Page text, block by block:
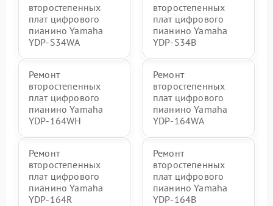
второстепенных
плат цифрового
пианино Yamaha
YDP-S34WA
второстепенных
плат цифрового
пианино Yamaha
YDP-S34B
Ремонт
второстепенных
плат цифрового
пианино Yamaha
YDP-164WH
Ремонт
второстепенных
плат цифрового
пианино Yamaha
YDP-164WA
Ремонт
второстепенных
плат цифрового
пианино Yamaha
YDP-164R
Ремонт
второстепенных
плат цифрового
пианино Yamaha
YDP-164B